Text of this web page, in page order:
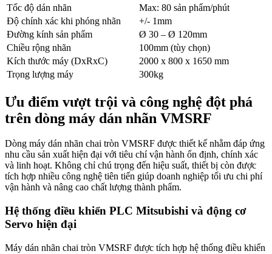
Tốc độ dán nhãn
Max: 80 sản phẩm/phút
Độ chính xác khi phóng nhãn
+/- 1mm
Đường kính sản phẩm
Ø 30 – Ø 120mm
Chiều rộng nhãn
100mm (tùy chọn)
Kích thước máy (DxRxC)
2000 x 800 x 1650 mm
Trọng lượng máy
300kg
Ưu điểm vượt trội và công nghệ đột phá
trên dòng máy dán nhãn VMSRF
Dòng máy dán nhãn chai tròn VMSRF được thiết kế nhằm đáp ứng
nhu cầu sản xuất hiện đại với tiêu chí vận hành ổn định, chính xác
và linh hoạt. Không chỉ chú trọng đến hiệu suất, thiết bị còn được
tích hợp nhiều công nghệ tiên tiến giúp doanh nghiệp tối ưu chi phí
vận hành và nâng cao chất lượng thành phẩm.
Hệ thống điều khiển PLC Mitsubishi và động cơ
Servo hiện đại
Máy dán nhãn chai tròn VMSRF được tích hợp hệ thống điều khiển